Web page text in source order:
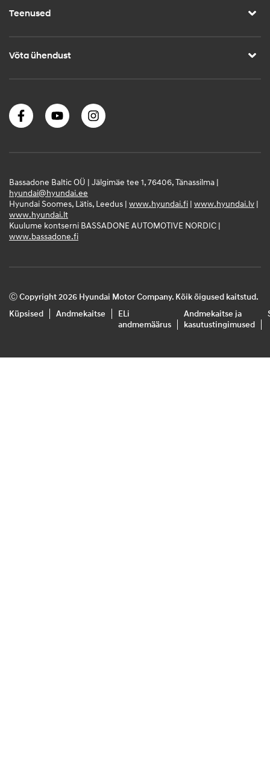
Teenused
Võta ühendust
Bassadone Baltic OÜ | Jälgimäe tee 1, 76406, Tänassilma |
hyundai@hyundai.ee
Hyundai Soomes, Lätis, Leedus | www.hyundai.fi | www.hyundai.lv |
www.hyundai.lt
Kuulume kontserni BASSADONE AUTOMOTIVE NORDIC |
www.bassadone.fi
Ⓒ Copyright 2026 Hyundai Motor Company. Kõik õigused kaitstud.
Küpsised
Andmekaitse
ELi
andmemäärus
Andmekaitse ja
kasutustingimused